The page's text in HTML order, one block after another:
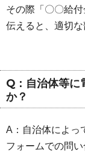
その際「〇〇給
伝えると、適切な
Q：自治体等に
か？
A：自治体によっ
フォームでの問